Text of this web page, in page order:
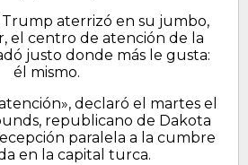
aterrizó en su jumbo,
el centro de atención de la
justo donde más le gusta:
él mismo.
declaró el martes el
republicano de Dakota
paralela a la cumbre
en la capital turca.